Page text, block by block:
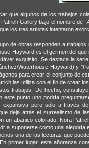
que algunos de los trabajos
Gallery bajo el nombre de “
los tres artistas intentaron
de obras responden a
Hayward es el germen del
exquisito. Se destaca la
Waterhouse-Hayward) y
para crear el conjunto de
las utiliza con el fin de crear
trabajos. De hecho,
este punto uno podría
expansiva pero sólo a través
deja atrás el surrealismo de
un abanico colorado, Nora
suponerse como una alegoría
una de las lecturas que
primer lugar, esta añoranza